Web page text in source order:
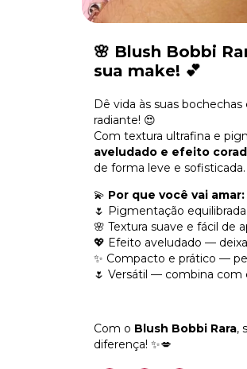
🌸 Blush Bobbi
sua make! 💕
Dê vida às suas bochechas
radiante! 😍
Com textura ultrafina e
aveludado e efeito
de forma leve e sofisticada.
💫 Por que você vai amar:
🌷 Pigmentação
🌸 Textura suave e fácil de
💖 Efeito aveludado —
✨ Compacto e prático —
🌷 Versátil — combina com
Com o Blush Bobbi Rara,
diferença! ✨💋